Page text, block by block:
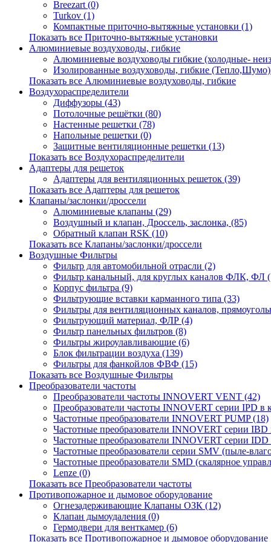
Breezart (0)
Turkov (1)
Компактные приточно-вытяжные установки (1)
Показать все Приточно-вытяжные установки
Алюминиевые воздуховоды, гибкие
Алюминиевые воздуховоды гибкие (холодные-
Изолированные воздуховоды, гибкие
Показать все Алюминиевые воздуховоды, гибкие
Воздухораспределители
Диффузоры (43)
Потолочные решётки (80)
Настенные решетки (78)
Напольные решетки (0)
Защитные вентиляционные решетки (13)
Показать все Воздухораспределители
Адаптеры для решеток
Адаптеры для вентиляционных решеток (39)
Показать все Адаптеры для решеток
Клапаны/заслонки/дроссели
Алюминиевые клапаны (29)
Воздушный и клапан, Дроссель, заслонка, (85)
Обратный клапан RSK (10)
Показать все Клапаны/заслонки/дроссели
Воздушные Фильтры
Фильтр для автомобильной отрасли (2)
Фильтр канальный, для круглых каналов ФЛК, ФЛ
Корпус фильтра (9)
Фильтрующие вставки карманного типа (33)
Фильтры для вентиляционных каналов,
Фильтрующий материал, ФЛР (4)
Фильтр панельных фильтров (8)
Фильтры жироулавливающие (6)
Блок фильтрации воздуха (139)
Фильтры для фанкойлов ФВФ (15)
Показать все Воздушные Фильтры
Преобразователи частоты
Преобразователи частоты INNOVERT VENT (42)
Преобразователи частоты INNOVERT серии IPD в
Частотные преобразователи INNOVERT PUMP (18)
Частотные преобразователи INNOVERT серии
Частотные преобразователи INNOVERT серии IDD
Частотные преобразователи серии SMV (пыле-
Частотные преобразователи SMD (скалярное
Lenze (0)
Показать все Преобразователи частоты
Противопожарное и дымовое оборудование
Огнезадерживающие Клапаны ОЗК (12)
Клапан дымоудаления (0)
Гермодвери для венткамер (6)
Показать все Противопожарное и дымовое оборудование